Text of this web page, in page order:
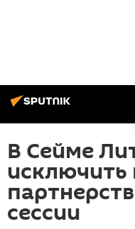
В Сейме
исключить
сессии